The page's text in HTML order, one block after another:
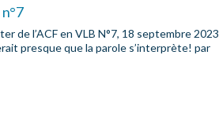
de l’ACF en VLB N°7, 18 septembre 2023
presque que la parole s’interprète! par